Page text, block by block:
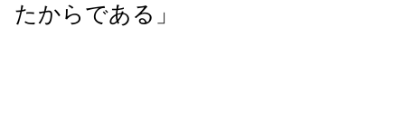
たからである」